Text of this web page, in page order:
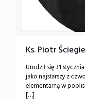
Ks. Piotr
Urodził się 31
jako najstarszy z
elementarną w
[…]